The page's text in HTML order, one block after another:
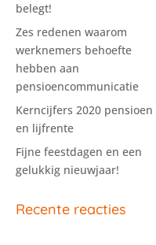
belegt!
Zes redenen waarom
werknemers behoefte
hebben aan
pensioencommunicatie
Kerncijfers 2020 pensioen
en lijfrente
Fijne feestdagen en een
gelukkig nieuwjaar!
Recente reacties